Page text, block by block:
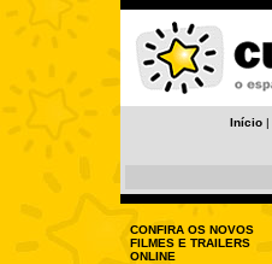
Início |
CONFIRA OS NOVOS
FILMES E TRAILERS
ONLINE